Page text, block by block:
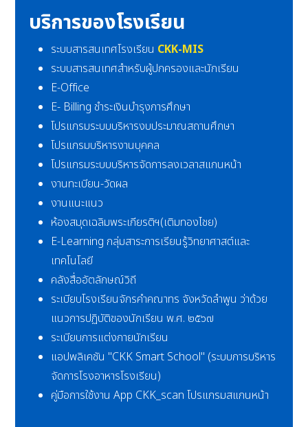
บริการของโรงเรียน
ระบบสารสนเทศโรงเรียน CKK-MIS
ระบบสารสนเทศสำหรับผู้ปกครองและนักเรียน
E-Office
E- Billing ชำระเงินบำรุงการศึกษา
โปรแกรมระบบบริหารงบประมาณสถานศึกษา
โปรแกรมบริหารงานบุคคล
โปรแกรมระบบบริหารจัดการลงเวลาสแกนหน้า
งานทะเบียน-วัดผล
งานแนะแนว
ห้องสมุดเฉลิมพระเกียรติฯ(เติมทองไชย)
E-Learning กลุ่มสาระการเรียนรู้วิทยาศาสต์และ
เทคโนโลยี
คลังสื่ออัตลักษณ์วิถี
ระเบียบโรงเรียนจักรคำคณาทร จังหวัดลำพูน ว่าด้วย
แนวการปฏิบัติของนักเรียน พ.ศ. ๒๕๖๗
ระเบียบการแต่งกายนักเรียน
แอปพลิเคชัน "CKK Smart School" (ระบบการบริหาร
จัดการโรงอาหารโรงเรียน)
คู่มือการใช้งาน App CKK_scan โปรแกรมสแกนหน้า